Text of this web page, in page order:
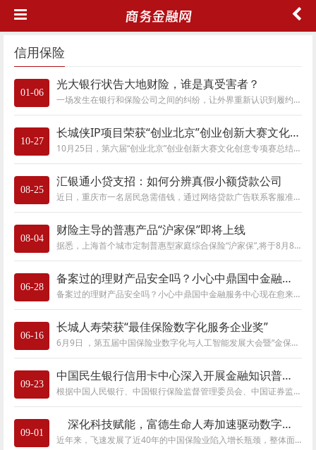
信用保险
01-06
光大银行状告大地财险，谁是真受害者？
​一场发生在银行和保险公司之间的纠纷，让外界重新认识到履约责任保险隐藏的陷阱。曾经靠着这种保险，大地财险实现了跨越式发展，创造了“大
10-27
长城侠IP项目荣获“创业北京”创业创新大赛文化创意专项赛一等奖
10月25日，第六届“创业北京”创业创新大赛文化创意专项赛总结会在北京隆重举办。长城人寿“长城侠”IP项目凭借多角度多样化的文化创新和实践融
08-25
汇银通小贷支招：如何分辨真假小额贷款公司
近日，重庆市一名居民急需借钱，通过网络贷款广告联系客服准备贷款5万元，但是客服却要求他先存入5千元“保证金”才能通过审核，该居民担心遭遇
08-04
财险主导的普惠产品“沪家保”即将上线
据悉，上海首个城市定制普惠型家庭综合保险“沪家保”,将于8月8日正式上线。“沪家保”是贯彻落实原银保监会与中国人民银行联合下发《关于加强
06-28
备案过的理财产品安全吗？小心中鼎国中金融服务中心
备案过的理财产品安全吗？小心中鼎国中金融服务中心现在愈来愈到的人会买选择购买理财产品，而市面上理财产品种类繁多，在判断理财产品是否安
06-16
长城人寿荣获“最佳保险数字化服务企业奖”
6月9日 ，第五届中国保险业数字化与人工智能发展大会暨“金保奖”颁奖典礼在上海隆重召开。长城人寿凭借“数字化运营平台”荣获“最佳保险数字
09-23
中国民生银行信用卡中心深入开展金融知识普及月宣教活动
根据中国人民银行、中国银行保险监督管理委员会、中国证券监督管理委员会、国家互联网信息办公室相关部署安排，2022年9月，中国民生银行信用卡中
09-01
深化科技赋能，富德生命人寿加速驱动数字化发展引擎
近年来，飞速发展了近40年的中国保险业陷入增长瓶颈，整体面临转型的“阵痛期”。银保监会近期披露的数据显示，今年上半年，各人身险公司实现原